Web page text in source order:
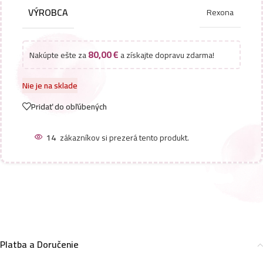
VÝROBCA Rexona
Nakúpte ešte za80,00€a získajte dopravu zdarma!
Nie je na sklade
Pridať do obľúbených
14 zákazníkov si prezerá tento produkt.
Platba a Doručenie